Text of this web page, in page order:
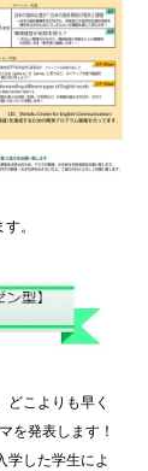
。
こよりも早く
を発表します！
学した学生によ